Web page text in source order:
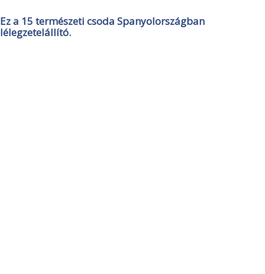
Ez a 15 természeti csoda Spanyolországban
lélegzetelállító.